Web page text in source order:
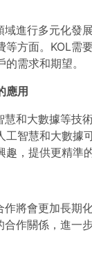
進行多元化發
等方面。KOL需
需求和期望。
應用
慧和大數據等技
工智慧和大數據
，提供更精準
作將會更加長期
合作關係，進一